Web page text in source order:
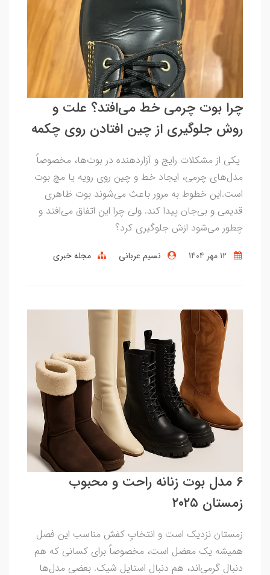
چرا بوت چرمی خط می‌افتد؟ علت و
روش جلوگیری از چین افتادن روی چکمه
یکی از مشکلات رایج و آزاردهنده در بوت‌ها، مخصوصاً
مدل‌های چرمی، ایجاد خط و چین روی رویه یا مچ بوت
است.این خطوط به مرور باعث می‌شوند بوت ظاهری
قدیمی و بی‌جان پیدا کند. ولی چرا این اتفاق می‌افتد و
چطور می‌شود ازش جلوگیری کرد؟
نسیم عربانی مجله خبری
6 مدل بوت زنانه راحت و محبوب
زمستان ۲۰۲۵
زمستان نزدیک است و انتخابِ کفش مناسب این فصل
همیشه یک معضل است، مخصوصاً برای کسانی که هم
دنبال گرمی‌اند، هم دنبال استایل شیک. بعضی مدل‌ها